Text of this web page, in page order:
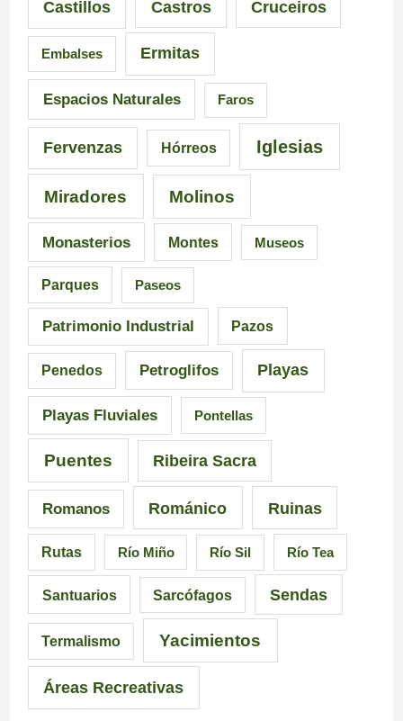
Castillos Castros Cruceiros
Embalses Ermitas
Espacios Naturales Faros
Fervenzas Hórreos Iglesias
Miradores Molinos
Monasterios Montes Museos
Parques Paseos
Patrimonio Industrial Pazos
Penedos Petroglifos Playas
Playas Fluviales Pontellas
Puentes Ribeira Sacra
Romanos Románico Ruinas
Rutas Río Miño Río Sil Río Tea
Santuarios Sarcófagos Sendas
Termalismo Yacimientos
Áreas Recreativas
r
o
–
P
r
a
d
e
C
a
r
a
l
n
a
n
t
e
s
d
e
G
a
l
i
c
i
a